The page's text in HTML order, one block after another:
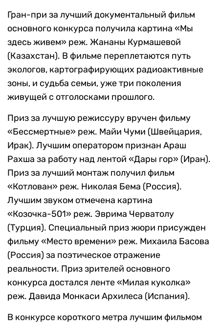
Гран-при за лучший документальный фильм
основного конкурса получила картина «Мы
здесь живем» реж. Жананы Курмашевой
(Казахстан). В фильме переплетаются путь
экологов, картографирующих радиоактивные
зоны, и судьба семьи, уже три поколения
живущей с отголосками прошлого.
Приз за лучшую режиссуру вручен фильму
«Бессмертные» реж. Майи Чуми (Швейцария,
Ирак). Лучшим оператором признан Араш
Рахша за работу над лентой «Дары гор» (Иран).
Приз за лучший монтаж получил фильм
«Котлован» реж. Николая Бема (Россия).
Лучшим звуком отмечена картина
«Козочка-501» реж. Эврима Черватолу
(Турция). Специальный приз жюри присужден
фильму «Место времени» реж. Михаила Басова
(Россия) за поэтическое отражение
реальности. Приз зрителей основного
конкурса достался ленте «Милая куколка»
реж. Давида Монкаси Архилеса (Испания).
В конкурсе короткого метра лучшим фильмом